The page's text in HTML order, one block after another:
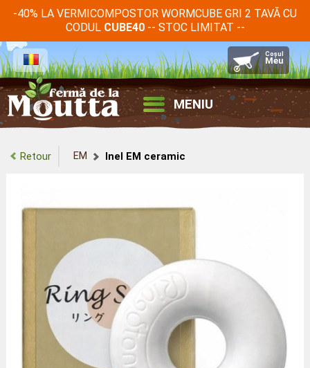
-40% LA VERMICOMPOSTOR WORMCUBE GRI 2 TAVĂ CU
CODUL CUBE40-- STOC LIMITAT --
MENIU
Retour EM Inel EM ceramic